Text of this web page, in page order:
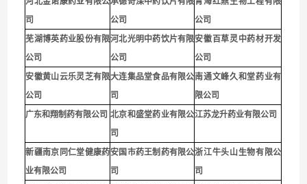
司
公司
公司
芜湖博英药业股份有限
公司
河北光明中药饮片有限
公司
安徽百草灵中药材开发
公司
安徽黄山云乐灵芝有限
公司
大连集品堂食品有限公
司
南通文峰久和堂药业有
限公司
广东和翔制药有限公司 北京和盛堂药业有限公
司
江苏龙升药业有限公司
新疆南京同仁堂健康药
业有限公司
安国市药王制药有限公
司
浙江牛头山生物有限公
司